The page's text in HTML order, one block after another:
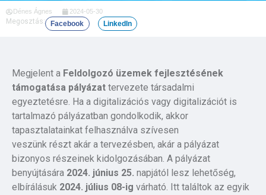
Dénes Ágnes 2024-05-30
Megosztás: Facebook LinkedIn
Megjelent a Feldolgozó üzemek fejlesztésének
támogatása pályázat tervezete társadalmi
egyeztetésre. Ha a digitalizációs vagy digitalizációt is
tartalmazó pályázatban gondolkodik, akkor
tapasztalatainkat felhasználva szívesen
veszünk részt akár a tervezésben, akár a pályázat
bizonyos részeinek kidolgozásában. A pályázat
benyújtására 2024. június 25. napjától lesz lehetőség,
elbírálásuk 2024. július 08-ig várható. Itt találtok az egyik